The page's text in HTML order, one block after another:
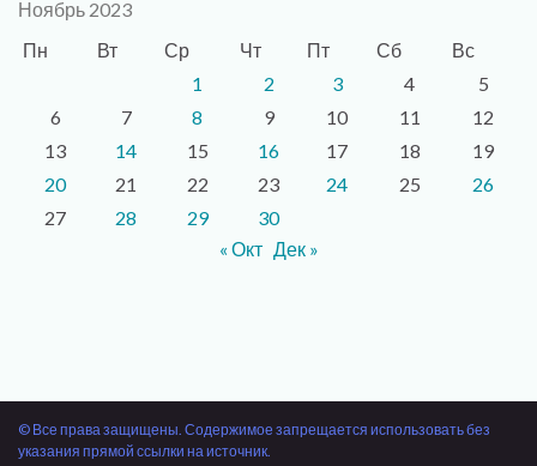
Ноябрь 2023
Пн
Вт Ср Чт Пт Сб
Вс
1
2 3 4
5
6
7 8 9 10 11
12
13
14 15 16 17 18
19
20
21 22 23 24 25
26
27
28 29
30
« Окт Дек »
© Все права защищены. Содержимое запрещается использовать без
указания прямой ссылки на источник.